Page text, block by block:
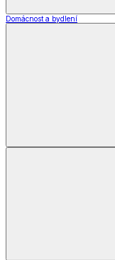
Domácnost a bydlení